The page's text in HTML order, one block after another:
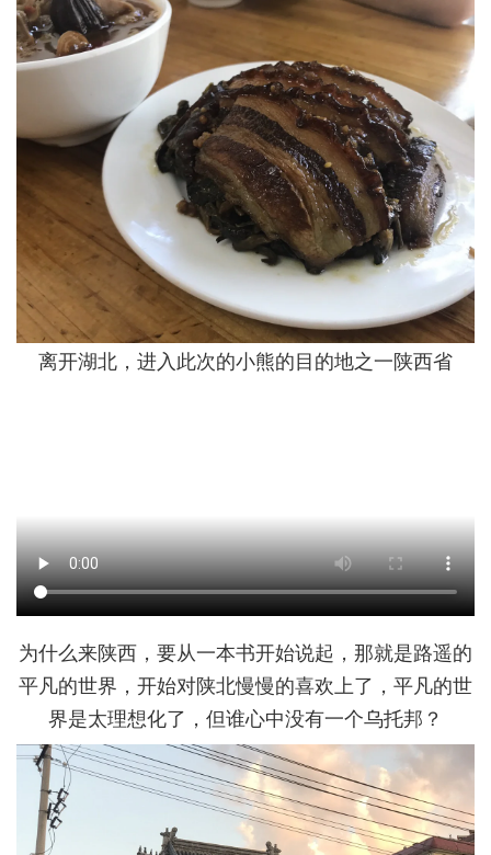
离开湖北，进入此次的小熊的目的地之一陕西省
为什么来陕西，要从一本书开始说起，那就是路遥的
平凡的世界，开始对陕北慢慢的喜欢上了，平凡的世
界是太理想化了，但谁心中没有一个乌托邦？